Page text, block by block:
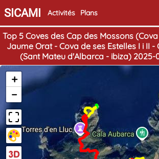
SICAMI Activités Plans
Top 5 Coves des Cap des Mossons
Jaume Orat - Cova de ses Estelles I i II
(Sant Mateu d'Albarca - ibiza) 2025-
+
−